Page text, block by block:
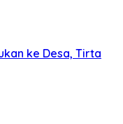
ke Desa, Tirta